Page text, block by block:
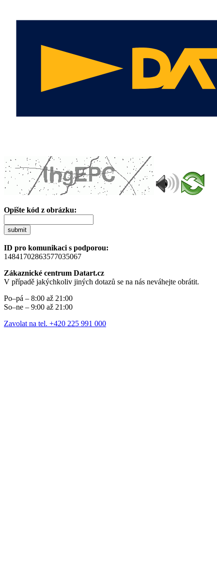
Opište kód z obrázku:
submit
ID pro komunikaci s podporou:
14841702863577035067
Zákaznické centrum Datart.cz
V případě jakýchkoliv jiných dotazů se na nás neváhejte obrátit.
Po–pá – 8:00 až 21:00
So–ne – 9:00 až 21:00
Zavolat na tel. +420 225 991 000